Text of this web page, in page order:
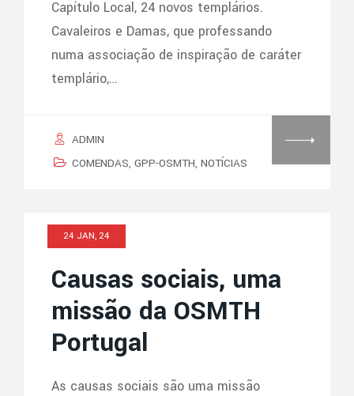
Capítulo Local, 24 novos templários.
Cavaleiros e Damas, que professando
numa associação de inspiração de caráter
templário,…
ADMIN
COMENDAS, GPP-OSMTH, NOTÍCIAS
24 JAN, 24
Causas sociais, uma
missão da OSMTH
Portugal
As causas sociais são uma missão